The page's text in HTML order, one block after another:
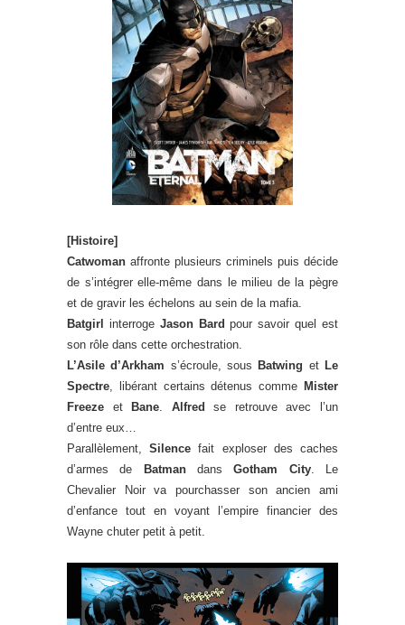
[Histoire]
Catwoman affronte plusieurs criminels puis décide
de s’intégrer elle-même dans le milieu de la pègre
et de gravir les échelons au sein de la mafia.
Batgirl
interroge Jason Bard pour savoir quel est
son rôle dans cette orchestration.
L’Asile d’Arkham s’écroule, sous Batwing et Le
Spectre, libérant certains détenus comme Mister
Freeze et Bane. Alfred
se retrouve avec l’un
d’entre eux…
Parallèlement,Silence fait exploser des caches
d’armes de
BatmandansGotham City. Le
Chevalier Noir va pourchasser son ancien ami
d’enfance tout en voyant l’empire financier des
Wayne chuter petit à petit.